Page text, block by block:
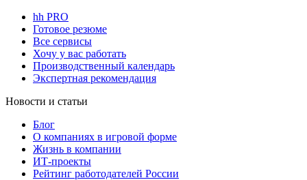
hh PRO
Готовое резюме
Все сервисы
Хочу у вас работать
Производственный календарь
Экспертная рекомендация
Новости и статьи
Блог
О компаниях в игровой форме
Жизнь в компании
ИТ-проекты
Рейтинг работодателей России